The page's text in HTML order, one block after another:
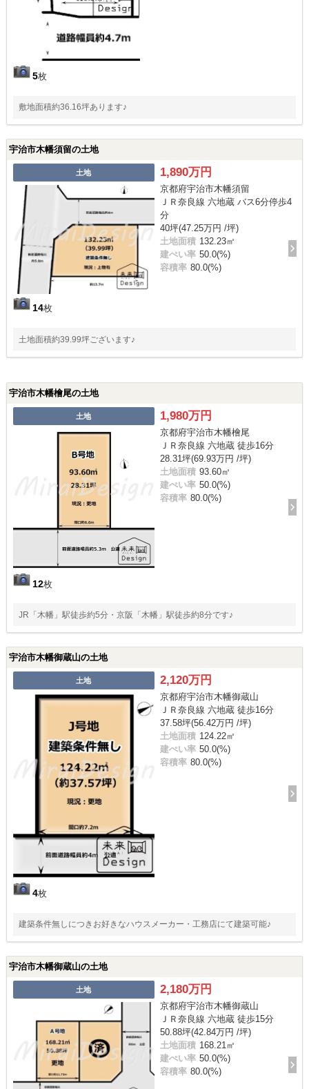
5枚
敷地面積約36.16坪あります♪
宇治市木幡須留の土地
土地
14枚
1,890万円
京都府宇治市木幡須留
ＪＲ奈良線 六地蔵 バス6分停歩4
分
40坪(47.25万円 /坪)
土地面積 132.23㎡
建ぺい率 50.0(%)
容積率 80.0(%)
土地面積約39.99坪ございます♪
宇治市木幡檜尾の土地
土地
12枚
1,980万円
京都府宇治市木幡檜尾
ＪＲ奈良線 六地蔵 徒歩16分
28.31坪(69.93万円 /坪)
土地面積 93.60㎡
建ぺい率 50.0(%)
容積率 80.0(%)
JR「木幡」駅徒歩約5分・京阪「木幡」駅徒歩約8分です♪
宇治市木幡御蔵山の土地
土地
4枚
2,120万円
京都府宇治市木幡御蔵山
ＪＲ奈良線 六地蔵 徒歩16分
37.58坪(56.42万円 /坪)
土地面積 124.22㎡
建ぺい率 50.0(%)
容積率 80.0(%)
建築条件無しにつきお好きなハウスメーカー・工務店にて建築可能♪
宇治市木幡御蔵山の土地
土地 2,180万円
京都府宇治市木幡御蔵山
ＪＲ奈良線 六地蔵 徒歩15分
50.88坪(42.84万円 /坪)
土地面積 168.21㎡
建ぺい率 50.0(%)
容積率 80.0(%)